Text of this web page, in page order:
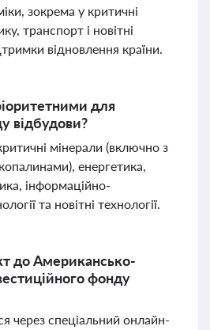
зокрема у критичні
транспорт і новітні
відновлення країни.
для
відбудови?
мінерали (включно з
енергетика,
інформаційно-
та новітні технології.
до Американсько-
фонду
через спеціальний онлайн-